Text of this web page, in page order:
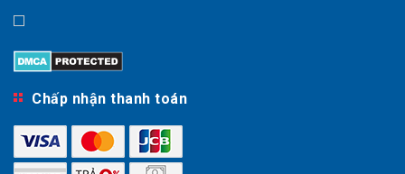
Chấp nhận thanh toán